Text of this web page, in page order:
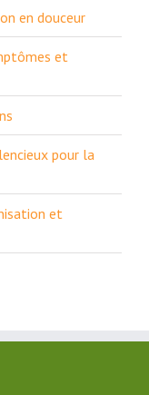
en douceur
et
pour la
et